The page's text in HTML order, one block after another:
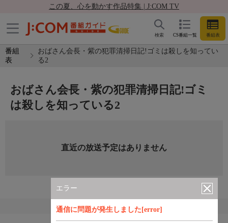
この夏、心を動かす作品特集 | J:COM TV
CS番組一覧 番組表
検索
番組
表
おばさん会長・紫の犯罪清掃日記!ゴミは殺しを知ってい
る2
エラー
通信に問題が発生しました[error]
おばさん会長・紫の犯罪清掃日記!ゴミ
は殺しを知っている2
直近の放送予定はありません